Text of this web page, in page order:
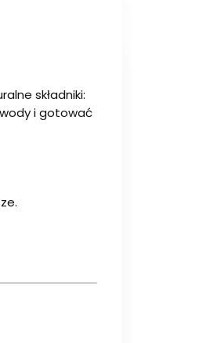
składniki:
i gotować